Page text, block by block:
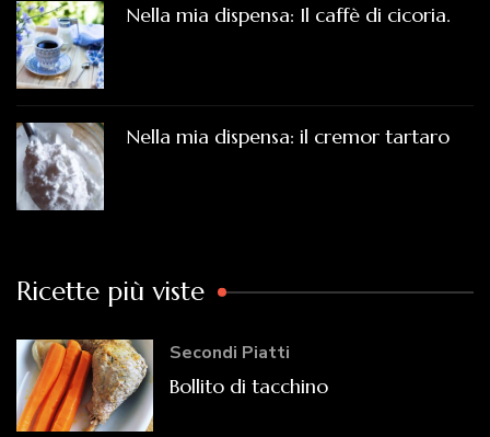
Nella mia dispensa: Il caffè di cicoria.
Nella mia dispensa: il cremor tartaro
Ricette più viste
Secondi Piatti
Bollito di tacchino